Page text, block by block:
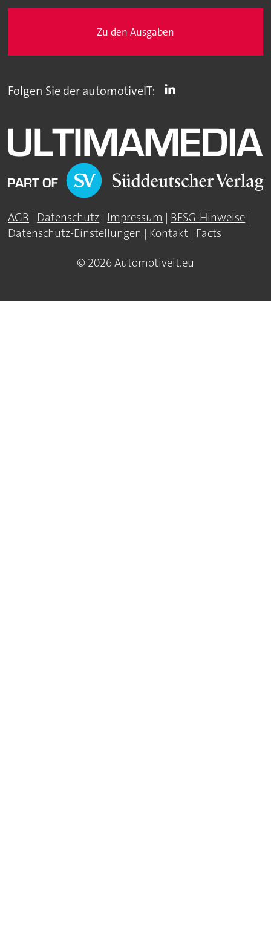
Zu den Ausgaben
Folgen Sie der automotiveIT:
AGB | Datenschutz | Impressum | BFSG-Hinweise |
Datenschutz-Einstellungen | Kontakt | Facts
© 2026 Automotiveit.eu